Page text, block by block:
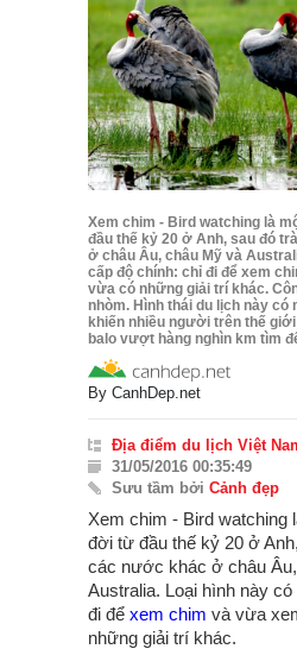
Xem chim - Bird watching là
đầu thế kỷ 20 ở Anh, sau đó
ở châu Âu, châu Mỹ và
cấp độ chính: chỉ đi để xem
vừa có những giải trí khác.
nhòm. Hình thái du lịch này
khiến nhiều người trên thế
balo vượt hàng nghìn km tìm
By CanhDep.net
Địa điểm du lịch Việt
31/05/2016 00:35:49
Sưu tầm bởi Cảnh đẹp
Xem chim - Bird watching
đời từ đầu thế kỷ 20 ở
các nước khác ở châu
Australia. Loại hình này
đi để xem chim và vừa
những giải trí khác.